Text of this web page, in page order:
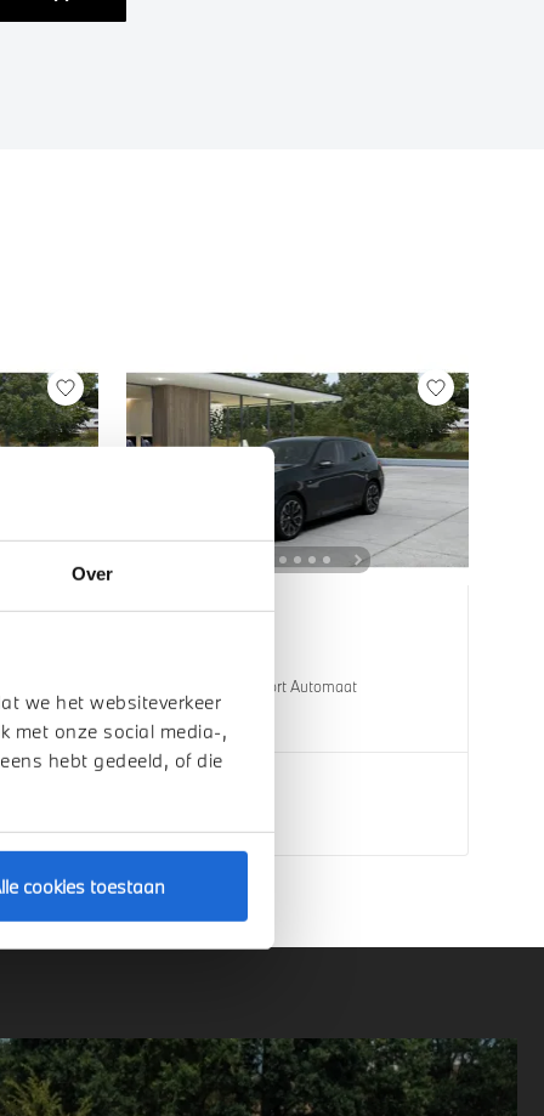
Over
we het websiteverkeer
met onze social media-,
hebt gedeeld, of die
cookies toestaan
30e xDrive M Sport Automaat
2026